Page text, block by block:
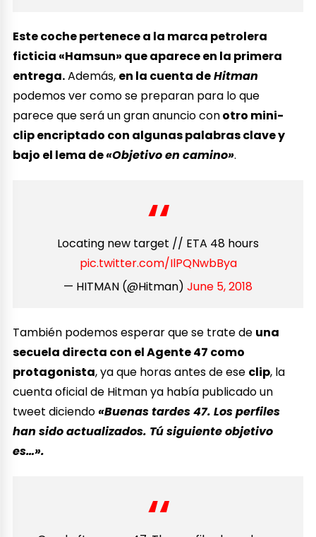
Este coche pertenece a la marca petrolera
ficticia «Hamsun» que aparece en la primera
entrega.Además, en la cuenta deHitman
podemos ver como se preparan para lo que
parece que será un gran anuncio conotro mini-
clip encriptado con algunas palabras clave y
bajo el lema de«Objetivo en camino».
Locating new target // ETA 48 hours
pic.twitter.com/IlPQNwbBya
— HITMAN (@Hitman) June 5, 2018
También podemos esperar que se trate de una
secuela directa con el Agente 47 como
protagonista, ya que horas antes de ese clip, la
cuenta oficial de Hitman ya había publicado un
tweet diciendo«Buenas tardes 47. Los perfiles
han sido actualizados. Tú siguiente objetivo
es…».